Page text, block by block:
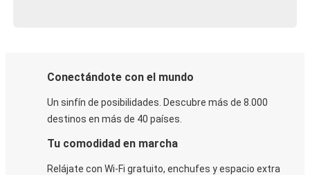
Conectándote con el mundo
Un sinfín de posibilidades. Descubre más de 8.000
destinos en más de 40 países.
Tu comodidad en marcha
Relájate con Wi-Fi gratuito, enchufes y espacio extra